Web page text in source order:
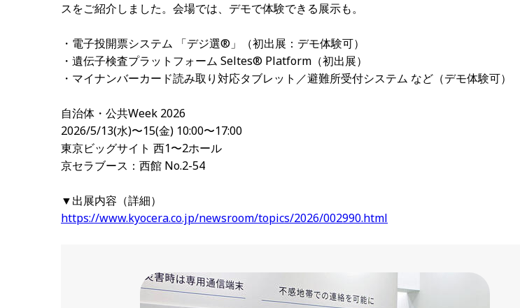
スをご紹介しました。会場では、デモで体験できる展示も。
・電子投開票システム 「デジ選®」（初出展：デモ体験可）
・遺伝子検査プラットフォーム Seltes® Platform（初出展）
・マイナンバーカード読み取り対応タブレット／避難所受付システム など（デモ体験可）
自治体・公共Week 2026
2026/5/13(水)〜15(金) 10:00〜17:00
東京ビッグサイト 西1〜2ホール
京セラブース：西館 No.2-54
▼出展内容（詳細）
https://www.kyocera.co.jp/newsroom/topics/2026/002990.html